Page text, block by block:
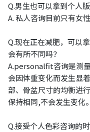
Q.男生也可以拿到个人版
A. 私人咨询目前只有女
Q.现在正在减肥，可以
会有所不同吗？
A.personalfit咨询是测
会因体重变化而发生显
部、骨盆尺寸的均衡进
保持相同,不会发生变化。
Q.接受个人色彩咨询的